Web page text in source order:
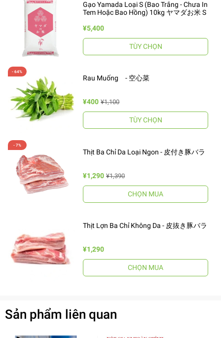
Gạo Yamada Loại S (Bao Trắng - Chưa In
Tem Hoặc Bao Hồng) 10kg ヤマダお米 S
¥5,400
TÙY CHỌN
Rau Muống - 空心菜
¥400 ¥1,100
TÙY CHỌN
Thịt Ba Chỉ Da Loại Ngon - 皮付き豚バラ
¥1,290 ¥1,390
CHỌN MUA
Thịt Lợn Ba Chỉ Không Da - 皮抜き豚バラ
¥1,290
CHỌN MUA
Sản phẩm liên quan